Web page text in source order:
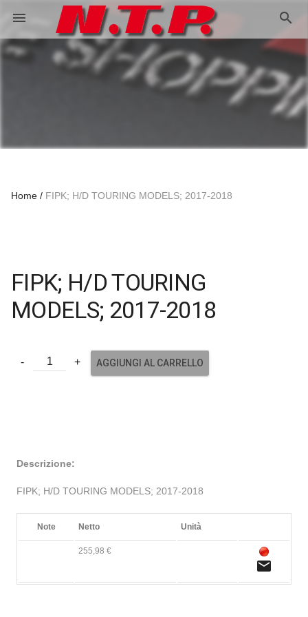
menu search
Home FIPK; H/D TOURING MODELS; 2017-2018
FIPK; H/D TOURING
MODELS; 2017-2018
AGGIUNGI AL CARRELLO
Descrizione:
FIPK; H/D TOURING MODELS; 2017-2018
Note Netto Unità
255,98 €
email